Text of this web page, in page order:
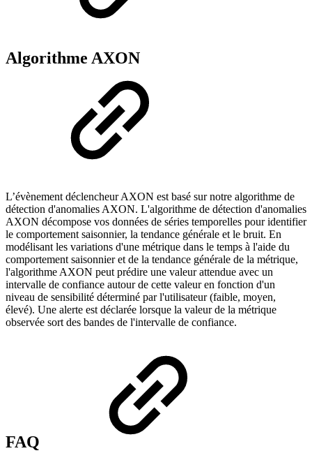
Algorithme AXON
L’évènement déclencheur AXON est basé sur notre algorithme de
détection d'anomalies AXON. L'algorithme de détection d'anomalies
AXON décompose vos données de séries temporelles pour identifier
le comportement saisonnier, la tendance générale et le bruit. En
modélisant les variations d'une métrique dans le temps à l'aide du
comportement saisonnier et de la tendance générale de la métrique,
l'algorithme AXON peut prédire une valeur attendue avec un
intervalle de confiance autour de cette valeur en fonction d'un
niveau de sensibilité déterminé par l'utilisateur (faible, moyen,
élevé). Une alerte est déclarée lorsque la valeur de la métrique
observée sort des bandes de l'intervalle de confiance.
FAQ